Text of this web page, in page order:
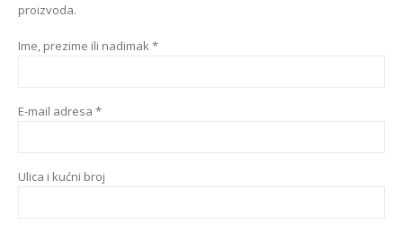
proizvoda.
Ime, prezime ili nadimak *
E-mail adresa *
Ulica i kućni broj